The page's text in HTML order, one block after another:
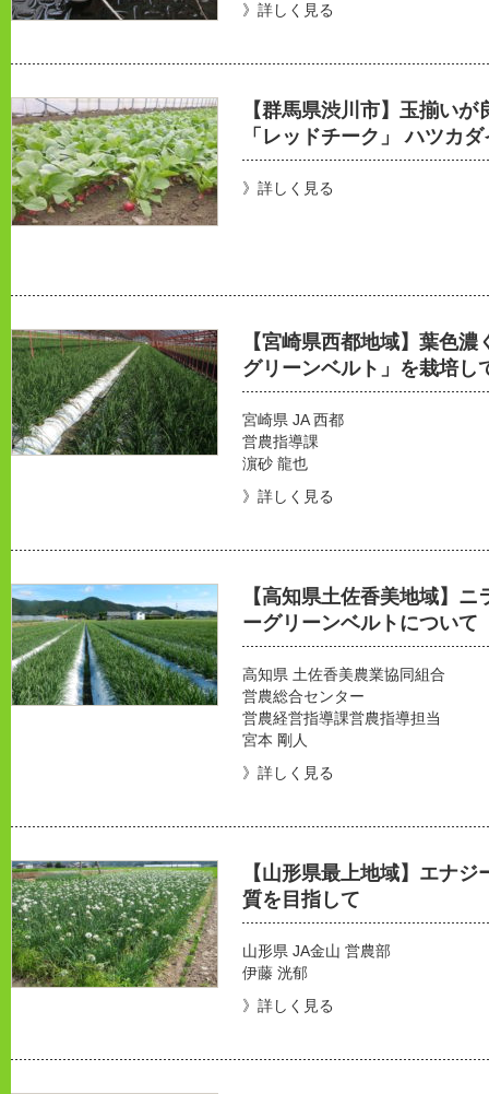
》詳しく見る
【群馬県渋川市】玉揃い
「レッドチーク」 ハツカ
》詳しく見る
【宮崎県西都地域】葉色
グリーンベルト」を栽培し
宮崎県 JA 西都
営農指導課
濵砂 龍也
》詳しく見る
【高知県土佐香美地域】
ーグリーンベルトについて
高知県 土佐香美農業協同組合
営農総合センター
営農経営指導課営農指導担当
宮本 剛人
》詳しく見る
【山形県最上地域】エナ
質を目指して
山形県 JA金山 営農部
伊藤 洸郁
》詳しく見る